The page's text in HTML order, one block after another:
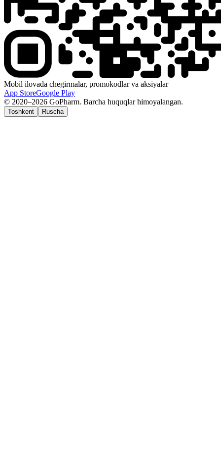
Mobil ilovada chegirmalar, promokodlar va aksiyalar
App StoreGoogle Play
© 2020–2026 GoPharm. Barcha huquqlar himoyalangan.
Toshkent Ruscha